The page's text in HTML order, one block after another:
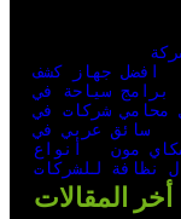
افضل جهاز كشف
برامج سياحة في
محامي شركات في
سائق عربي في
مون
أنواع
نظافة للشركات
أخر المقالات